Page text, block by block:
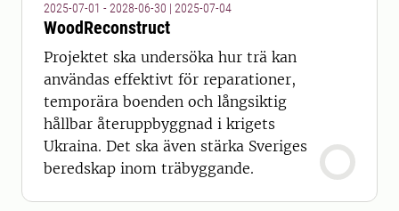
2025-07-01 - 2028-06-30 | 2025-07-04
WoodReconstruct
Projektet ska undersöka hur trä kan
användas effektivt för reparationer,
temporära boenden och långsiktig
hållbar återuppbyggnad i krigets
Ukraina. Det ska även stärka Sveriges
beredskap inom träbyggande.